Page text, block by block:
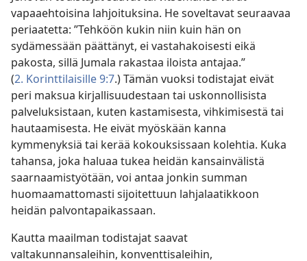
vapaaehtoisina lahjoituksina. He soveltavat seuraavaa
periaatetta: ”Tehköön kukin niin kuin hän on
sydämessään päättänyt, ei vastahakoisesti eikä
pakosta, sillä Jumala rakastaa iloista antajaa.”
(2. Korinttilaisille 9:7.) Tämän vuoksi todistajat eivät
peri maksua kirjallisuudestaan tai uskonnollisista
palveluksistaan, kuten kastamisesta, vihkimisestä tai
hautaamisesta. He eivät myöskään kanna
kymmenyksiä tai kerää kokouksissaan kolehtia. Kuka
tahansa, joka haluaa tukea heidän kansainvälistä
saarnaamistyötään, voi antaa jonkin summan
huomaamattomasti sijoitettuun lahjalaatikkoon
heidän palvontapaikassaan.
Kautta maailman todistajat saavat
valtakunnansaleihin, konventtisaleihin,